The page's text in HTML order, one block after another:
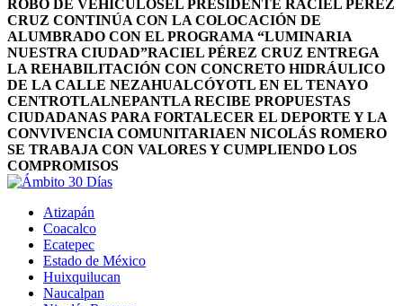
ROBO DE VEHÍCULOSEL PRESIDENTE RACIEL PÉREZ
CRUZ CONTINÚA CON LA COLOCACIÓN DE
ALUMBRADO CON EL PROGRAMA “LUMINARIA
NUESTRA CIUDAD”RACIEL PÉREZ CRUZ ENTREGA
LA REHABILITACIÓN CON CONCRETO HIDRÁULICO
DE LA CALLE NEZAHUALCÓYOTL EN EL TENAYO
CENTROTLALNEPANTLA RECIBE PROPUESTAS
CIUDADANAS PARA FORTALECER EL DEPORTE Y LA
CONVIVENCIA COMUNITARIAEN NICOLÁS ROMERO
SE TRABAJA CON VALORES Y CUMPLIENDO LOS
COMPROMISOS
Atizapán
Coacalco
Ecatepec
Estado de México
Huixquilucan
Naucalpan